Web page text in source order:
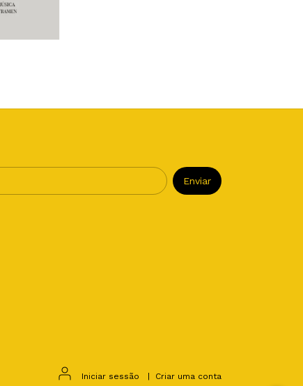
Iniciar sessão | Criar uma conta